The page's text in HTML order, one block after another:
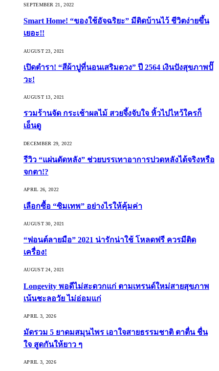
SEPTEMBER 21, 2022
Smart Home! “ของใช้อัจฉริยะ” มีติดบ้านไว้ ชีวิตง่ายขึ้น
เยอะ!!
AUGUST 23, 2021
เปิดตำรา! “สีผ้าปูที่นอนเสริมดวง” ปี 2564 เงินปังสุขภาพปั๊
วะ!
AUGUST 13, 2021
รวมร้านจัด กระเช้าผลไม้ สวยจึ้งจับใจ หิ้วไปไหว้ใครก็
เอ็นดู
DECEMBER 29, 2022
รีวิว “แผ่นดัดหลัง” ช่วยบรรเทาอาการปวดหลังได้จริงหรือ
จกตา!?
APRIL 26, 2022
เลือกซื้อ “ซิมเทพ” อย่างไรให้คุ้มค่า
AUGUST 30, 2021
“ฟอนต์ลายมือ” 2021 น่ารักน่าใช้ โหลดฟรี ควรมีติด
เครื่อง!
AUGUST 24, 2021
Longevity พอดีไม่สะดวกแก่ ตามเทรนด์ใหม่สายสุขภาพ
เน้นชะลอวัย ไม่อ่อมแก่
APRIL 3, 2026
มัดรวม 5 ยาดมสมุนไพร เอาใจสายธรรมชาติ ตาตื่น ชื่น
ใจ สูดกันให้ยาว ๆ
APRIL 3, 2026